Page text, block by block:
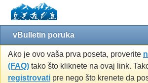
vBulletin poruka
Ako je ovo vaša prva poseta, proverite
(FAQ) tako što kliknete na ovaj link.
registrovati pre nego što krenete da